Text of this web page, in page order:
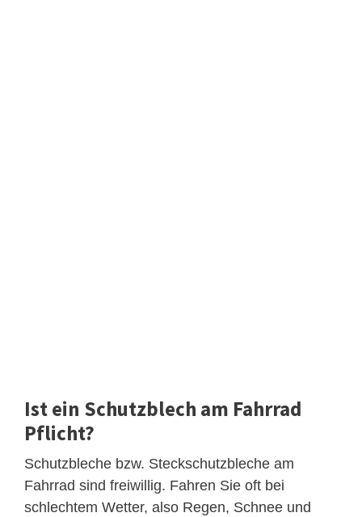
Ist ein Schutzblech am Fahrrad
Pflicht?
Schutzbleche bzw. Steckschutzbleche am
Fahrrad sind freiwillig. Fahren Sie oft bei
schlechtem Wetter, also Regen, Schnee und